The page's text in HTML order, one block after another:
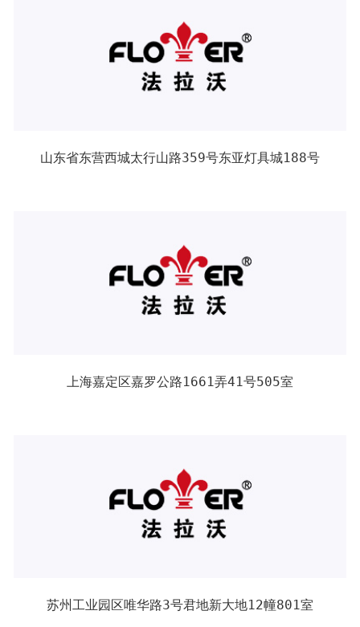
山东省东营西城太行山路359号东亚灯具城188号
上海嘉定区嘉罗公路1661弄41号505室
苏州工业园区唯华路3号君地新大地12幢801室